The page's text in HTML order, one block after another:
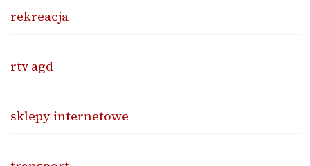
rekreacja
rtv agd
sklepy internetowe